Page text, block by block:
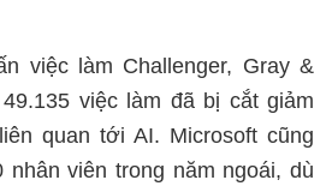
việc làm Challenger, Gray &
việc làm đã bị cắt giảm
quan tới AI. Microsoft cũng
nhân viên trong năm ngoái, dù